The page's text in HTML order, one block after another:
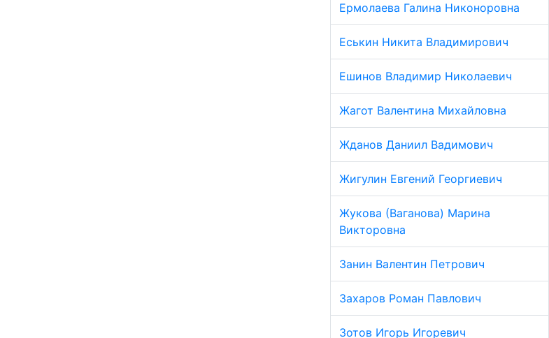
Ермолаева Галина Никоноровна
Еськин Никита Владимирович
Ешинов Владимир Николаевич
Жагот Валентина Михайловна
Жданов Даниил Вадимович
Жигулин Евгений Георгиевич
Жукова (Ваганова) Марина
Викторовна
Занин Валентин Петрович
Захаров Роман Павлович
Зотов Игорь Игоревич